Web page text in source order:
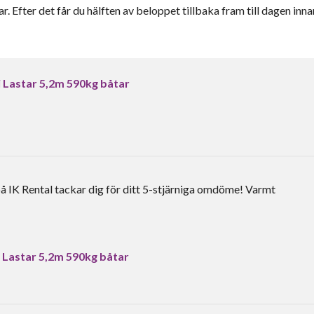
Efter det får du hälften av beloppet tillbaka fram till dagen
5,2m 590kg båtar
IK Rental tackar dig för ditt 5-stjärniga omdöme! Varmt
5,2m 590kg båtar